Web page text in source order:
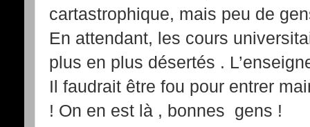
cartastrophique, mais peu de
En attendant, les cours
plus en plus désertés .
Il faudrait être fou pour entrer
! On en est là , bonnes gens !